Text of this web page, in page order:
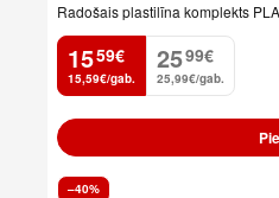
Radošais plastilīna komplekts
15
. 59€
15,59€/gab.
25
. 99€
25,99€/gab.
–40%